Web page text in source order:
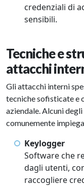
credenziali di
sensibili.
Tecniche e
attacchi
Gli attacchi interni
tecniche sofisticate e
aziendale. Alcuni
comunemente
Keylogger
Software che
dagli utenti,
raccogliere